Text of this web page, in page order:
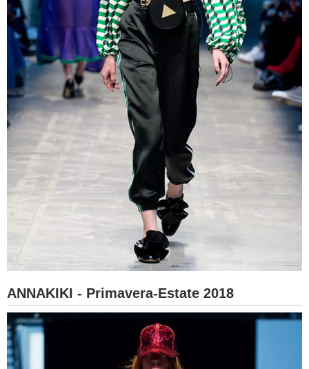
ANNAKIKI - Primavera-Estate 2018